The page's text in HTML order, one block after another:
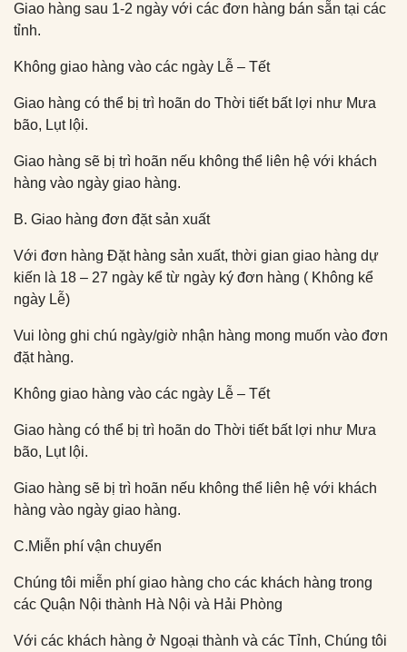
Giao hàng sau 1-2 ngày với các đơn hàng bán sẵn tại các
tỉnh.
Không giao hàng vào các ngày Lễ – Tết
Giao hàng có thể bị trì hoãn do Thời tiết bất lợi như Mưa
bão, Lụt lội.
Giao hàng sẽ bị trì hoãn nếu không thể liên hệ với khách
hàng vào ngày giao hàng.
B. Giao hàng đơn đặt sản xuất
Với đơn hàng Đặt hàng sản xuất, thời gian giao hàng dự
kiến là 18 – 27 ngày kể từ ngày ký đơn hàng ( Không kể
ngày Lễ)
Vui lòng ghi chú ngày/giờ nhận hàng mong muốn vào đơn
đặt hàng.
Không giao hàng vào các ngày Lễ – Tết
Giao hàng có thể bị trì hoãn do Thời tiết bất lợi như Mưa
bão, Lụt lội.
Giao hàng sẽ bị trì hoãn nếu không thể liên hệ với khách
hàng vào ngày giao hàng.
C.Miễn phí vận chuyển
Chúng tôi miễn phí giao hàng cho các khách hàng trong
các Quận Nội thành Hà Nội và Hải Phòng
Với các khách hàng ở Ngoại thành và các Tỉnh, Chúng tôi